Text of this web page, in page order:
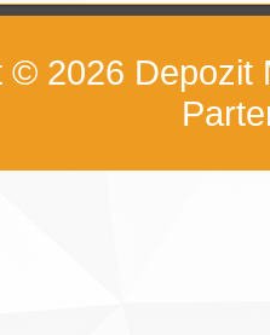
© 2026 Depozit